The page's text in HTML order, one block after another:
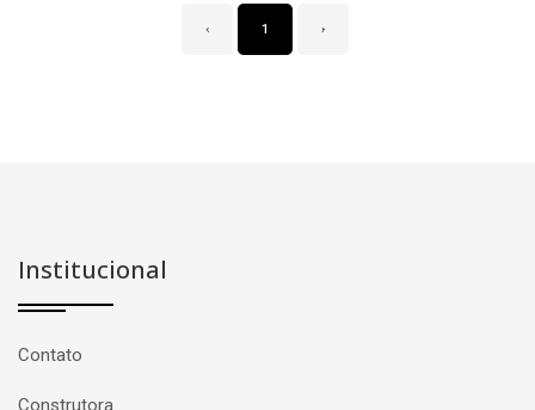
‹ 1 ›
Institucional
Contato
Construtora